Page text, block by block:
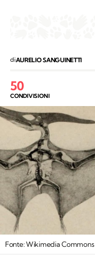
diAURELIO SANGUINETTI
50
CONDIVISIONI
Fonte: Wikimedia Commons